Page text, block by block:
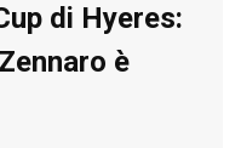
di Hyeres:
è